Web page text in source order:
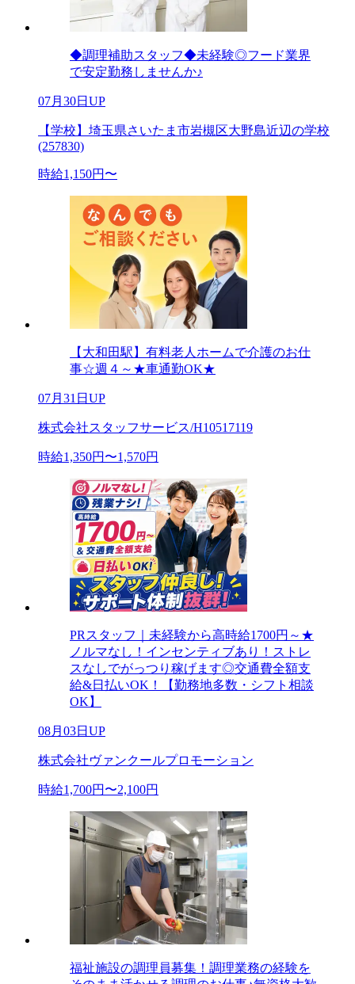
◆調理補助スタッフ◆未経験◎フード業界
で安定勤務しませんか♪
07月30日UP
【学校】埼玉県さいたま市岩槻区大野島近辺の学校
(257830)
時給1,150円〜
【大和田駅】有料老人ホームで介護のお仕
事☆週４～★車通勤OK★
07月31日UP
株式会社スタッフサービス/H10517119
時給1,350円〜1,570円
PRスタッフ｜未経験から高時給1700円～★
ノルマなし！インセンティブあり！ストレ
スなしでがっつり稼げます◎交通費全額支
給&日払いOK！【勤務地多数・シフト相談
OK】
08月03日UP
株式会社ヴァンクールプロモーション
時給1,700円〜2,100円
福祉施設の調理員募集！調理業務の経験を